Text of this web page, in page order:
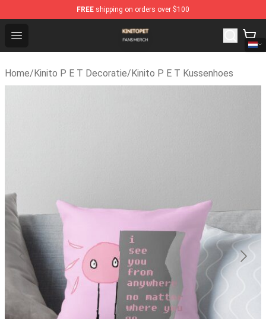
FREE shipping on orders over $100
Open menu
Kinito P E T Shop - Official Kinito P E T Merchandise
Home/Kinito P E T Decoratie/Kinito P E T Kussenhoes